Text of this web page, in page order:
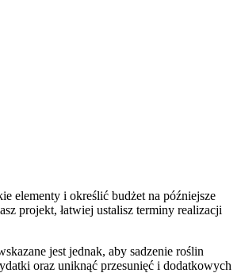
elementy i określić budżet na późniejsze
projekt, łatwiej ustalisz terminy realizacji
jest jednak, aby sadzenie roślin
oraz uniknąć przesunięć i dodatkowych